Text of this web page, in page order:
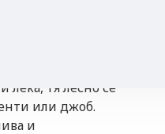
които имат нужда
лека, тя лесно се
или джоб.
и